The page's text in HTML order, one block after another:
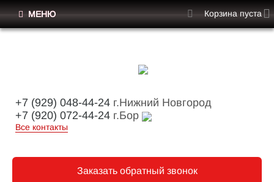
+7 (929) 048-44-24 г.Нижний Новгород
+7 (920) 072-44-24 г.Бор
Все контакты
Заказать обратный звонок
МЕНЮ Корзина пуста